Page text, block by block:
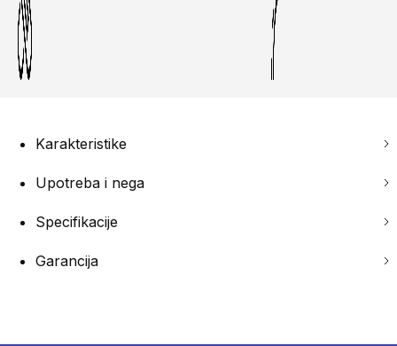
Karakteristike
Upotreba i nega
Specifikacije
Garancija